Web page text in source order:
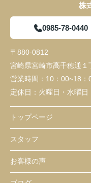
株
0985-78-0440
〒880-0812
宮崎県宮崎市高千穂通
営業時間： 10：00~18：
定休日： 火曜日・水曜
トップページ
スタッフ
お客様の声